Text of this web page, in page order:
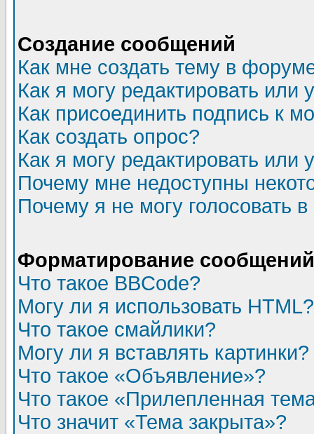
Создание сообщений
Как мне создать тему в
Как я могу редактировать или
Как присоединить подпись к
Как создать опрос?
Как я могу редактировать или
Почему мне недоступны
Почему я не могу голосовать
Форматирование
Что такое BBCode?
Могу ли я использовать HTML?
Что такое смайлики?
Могу ли я вставлять картинки?
Что такое «Объявление»?
Что такое «Прилепленная
Что значит «Тема закрыта»?